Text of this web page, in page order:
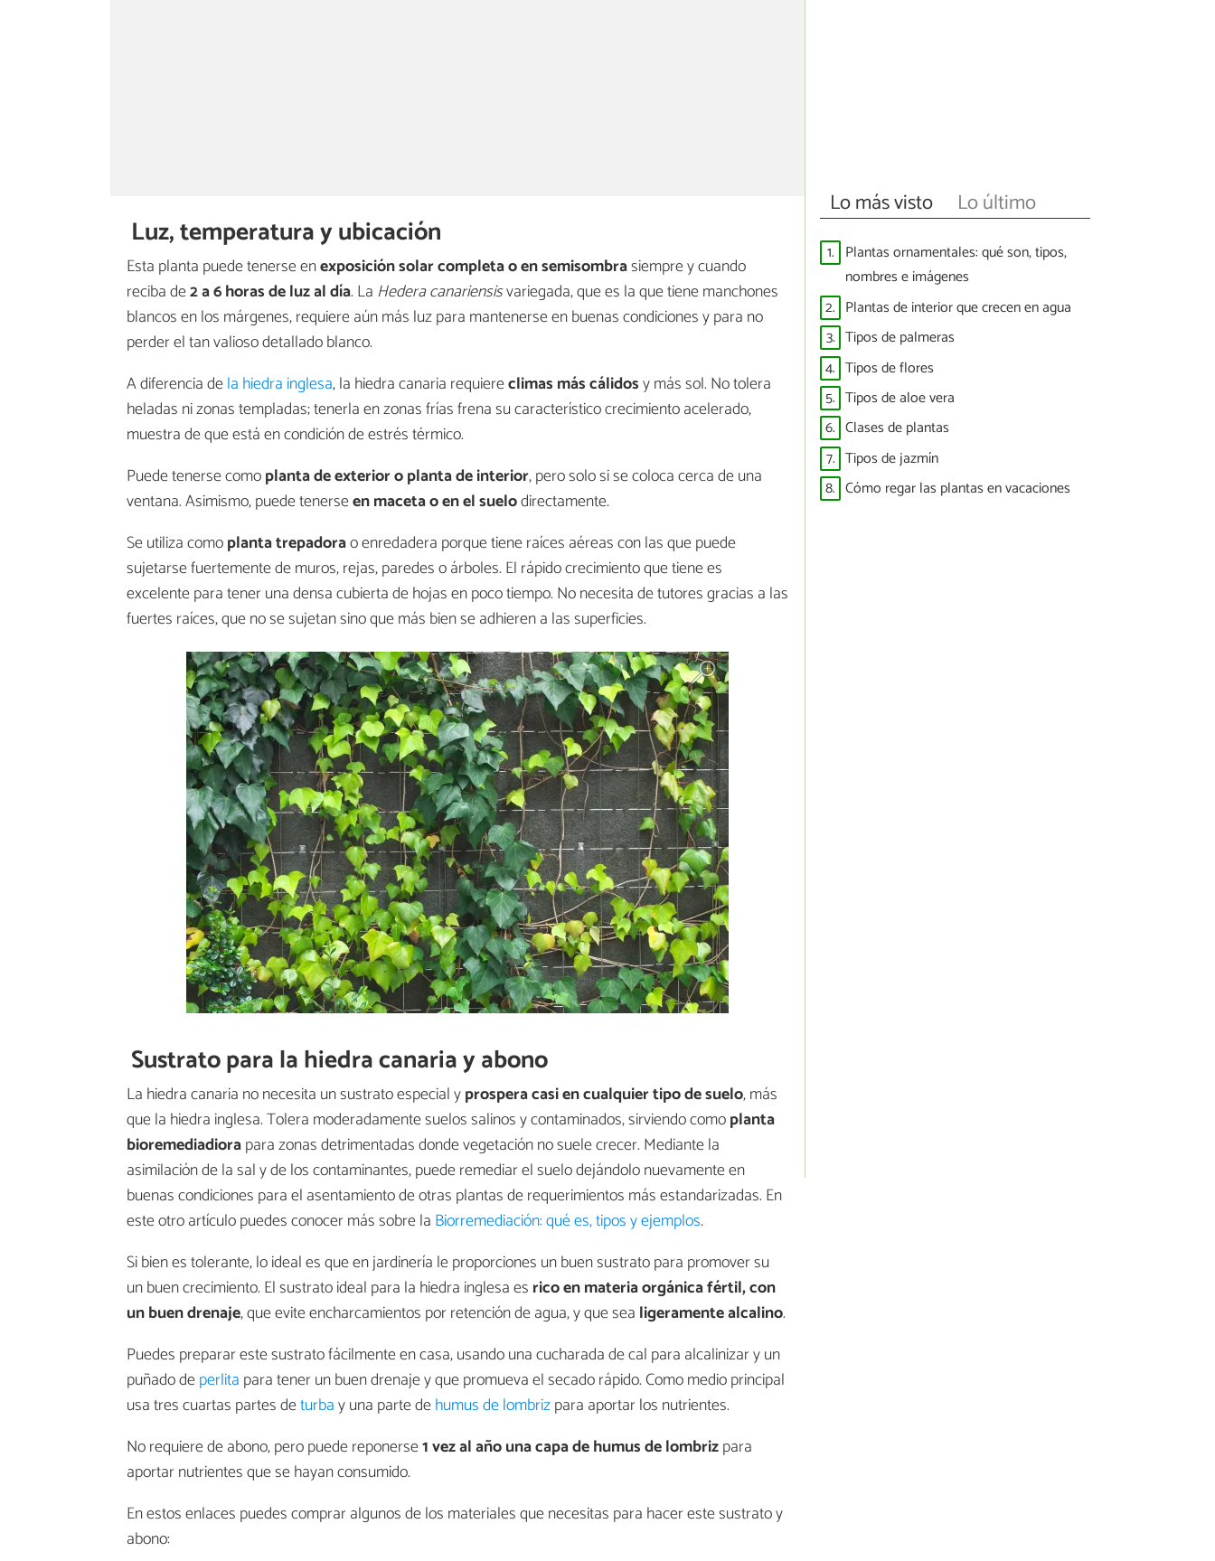
Luz, temperatura y ubicación
Esta planta puede tenerse enexposición solar completa o en semisombrasiempre y cuando
reciba de2 a 6 horas de luz al día. La Hedera canariensisvariegada, que es la que tiene manchones
blancos en los márgenes, requiere aún más luz para mantenerse en buenas condiciones y para no
perder el tan valioso detallado blanco.
A diferencia dela hiedra inglesa, la hiedra canaria requiereclimas más cálidosy más sol. No tolera
heladas ni zonas templadas; tenerla en zonas frías frena su característico crecimiento acelerado,
muestra de que está en condición de estrés térmico.
Puede tenerse comoplanta de exterior o planta de interior, pero solo si se coloca cerca de una
ventana. Asimismo, puede tenerseen maceta o en el suelodirectamente.
Se utiliza comoplanta trepadorao enredadera porque tiene raíces aéreas con las que puede
sujetarse fuertemente de muros, rejas, paredes o árboles. El rápido crecimiento que tiene es
excelente para tener una densa cubierta de hojas en poco tiempo. No necesita de tutores gracias a las
fuertes raíces, que no se sujetan sino que más bien se adhieren a las superficies.
Sustrato para la hiedra canaria y abono
La hiedra canaria no necesita un sustrato especial yprospera casi en cualquier tipo de suelo, más
que la hiedra inglesa. Tolera moderadamente suelos salinos y contaminados, sirviendo comoplanta
bioremediadiorapara zonas detrimentadas donde vegetación no suele crecer. Mediante la
asimilación de la sal y de los contaminantes, puede remediar el suelo dejándolo nuevamente en
buenas condiciones para el asentamiento de otras plantas de requerimientos más estandarizadas. En
este otro artículo puedes conocer más sobre la Biorremediación: qué es, tipos y ejemplos.
Si bien es tolerante, lo ideal es que en jardinería le proporciones un buen sustrato para promover su
un buen crecimiento. El sustrato ideal para la hiedra inglesa es rico en materia orgánica fértil, con
un buen drenaje, que evite encharcamientos por retención de agua, y que sea ligeramente alcalino.
Puedes preparar este sustrato fácilmente en casa, usando una cucharada de cal para alcalinizar y un
puñado deperlita para tener un buen drenaje y que promueva el secado rápido. Como medio principal
usa tres cuartas partes deturbay una parte dehumus de lombrizpara aportar los nutrientes.
No requiere de abono, pero puede reponerse1 vez al año una capa de humus de lombrizpara
aportar nutrientes que se hayan consumido.
En estos enlaces puedes comprar algunos de los materiales que necesitas para hacer este sustrato y
abono:
Lo más visto Lo último
1. Plantas ornamentales: qué son, tipos,
nombres e imágenes
2. Plantas de interior que crecen en agua
3. Tipos de palmeras
4. Tipos de flores
5. Tipos de aloe vera
6. Clases de plantas
7. Tipos de jazmín
8. Cómo regar las plantas en vacaciones